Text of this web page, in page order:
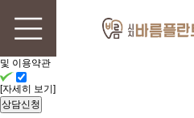
및 이용약관
[자세히 보기]
상담신청